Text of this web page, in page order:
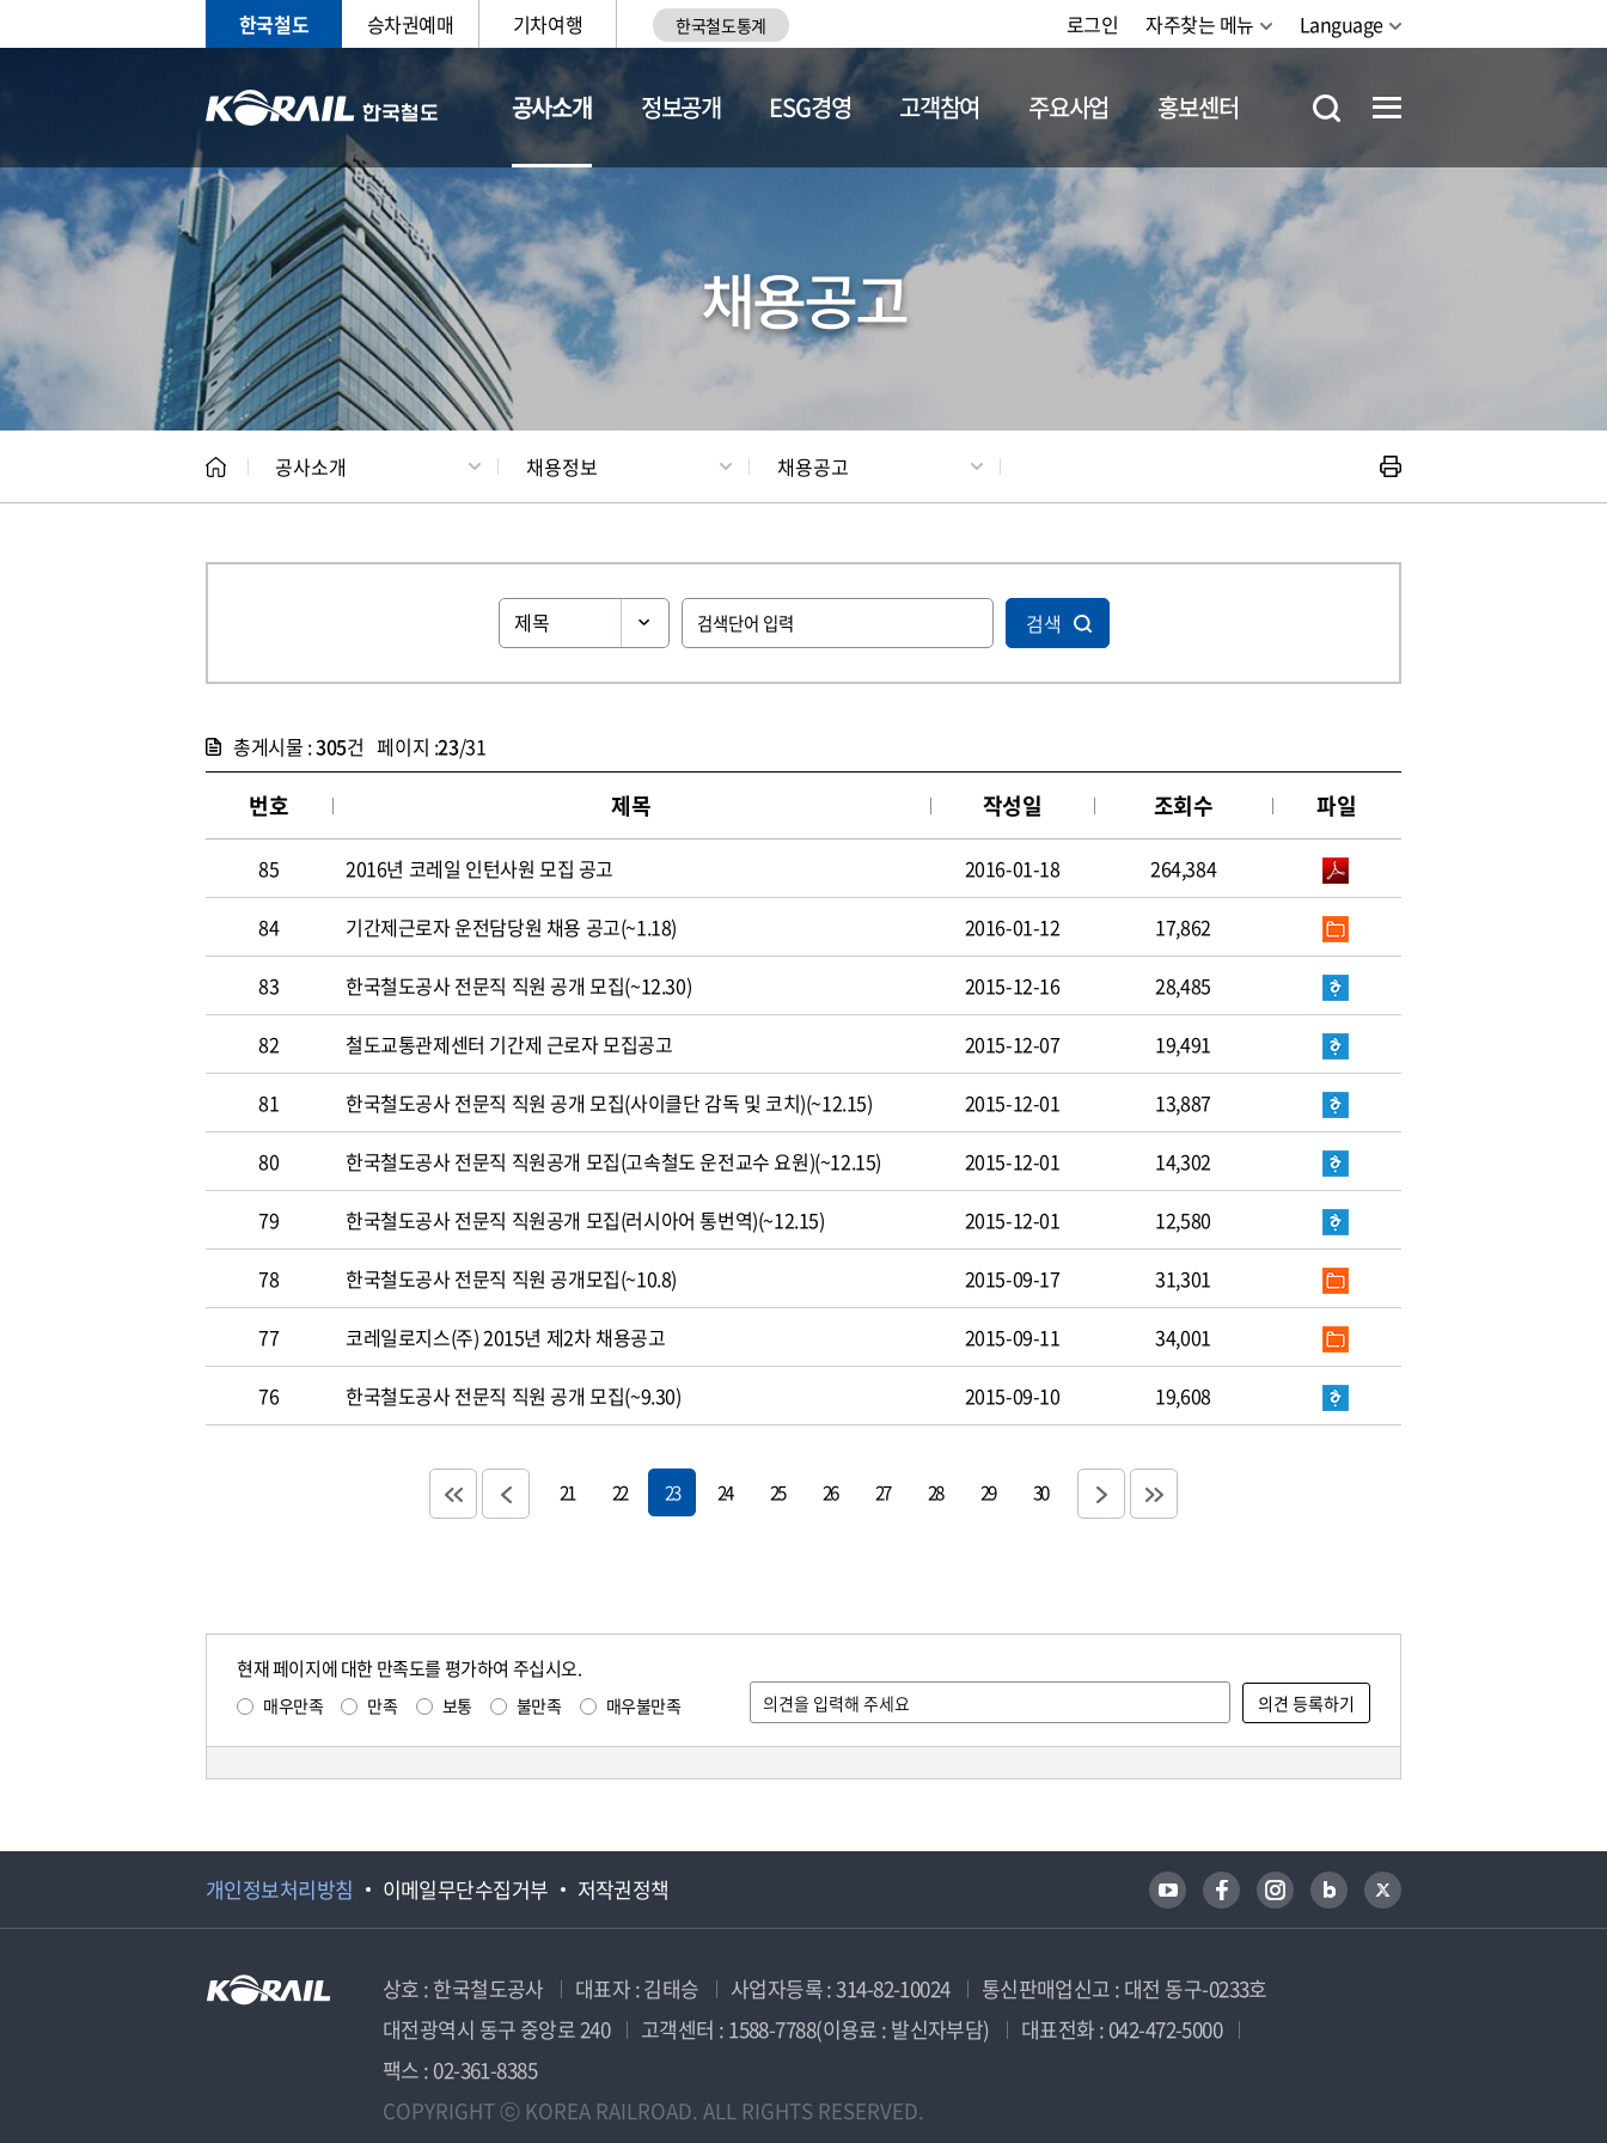
한국철도 승차권예매 기차여행 한국철도통계 로그인 자주찾는 메뉴 Language
공사소개
CEO 일반현황 채용정보
정보공개 ESG경영 고객참여 주요사업 홍보센터
채용공고
공사소개 채용정보 채용공고
검색
총게시물 :305건 페이지 :23/31
번호 제목 작성일 조회수 파일
85 2016년 코레일 인턴사원 모집 공고 2016-01-18 264,384
84 기간제근로자 운전담당원 채용 공고(~1.18) 2016-01-12 17,862
83 한국철도공사 전문직 직원 공개 모집(~12.30) 2015-12-16 28,485
82 철도교통관제센터 기간제 근로자 모집공고 2015-12-07 19,491
81 한국철도공사 전문직 직원 공개 모집(사이클단 감독 및 코치)(~12.15) 2015-12-01 13,887
80 한국철도공사 전문직 직원공개 모집(고속철도 운전교수 요원)(~12.15) 2015-12-01 14,302
79 한국철도공사 전문직 직원공개 모집(러시아어 통번역)(~12.15) 2015-12-01 12,580
78 한국철도공사 전문직 직원 공개모집(~10.8) 2015-09-17 31,301
77 코레일로지스(주) 2015년 제2차 채용공고 2015-09-11 34,001
76 한국철도공사 전문직 직원 공개 모집(~9.30) 2015-09-10 19,608
21 22 23 24 25 26 27 28 29 30
현재 페이지에 대한 만족도를 평가하여 주십시오.
매우만족 만족 보통 불만족 매우불만족
개인정보처리방침 이메일무단수집거부 저작권정책
상호 : 한국철도공사 대표자 : 김태승 사업자등록 : 314-82-10024
통신판매업신고 : 대전 동구-0233호
대전광역시 동구 중앙로 240
고객센터 : 1588-7788(이용료 : 발신자부담)
대표전화 : 042-472-5000
팩스 : 02-361-8385
COPYRIGHT ⓒ KOREA RAILROAD. ALL RIGHTS RESERVED.